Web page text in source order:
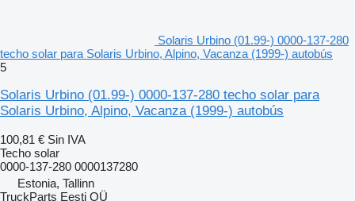
Solaris Urbino (01.99-) 0000-137-280
techo solar para Solaris Urbino, Alpino, Vacanza (1999-) autobús
5
Solaris Urbino (01.99-) 0000-137-280 techo solar para
Solaris Urbino, Alpino, Vacanza (1999-) autobús
100,81 € Sin IVA
Techo solar
0000-137-280 0000137280
Estonia, Tallinn
TruckParts Eesti OÜ